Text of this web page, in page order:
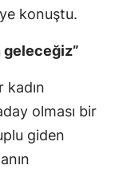
konuştu.
geleceğiz”
kadın
olması bir
giden